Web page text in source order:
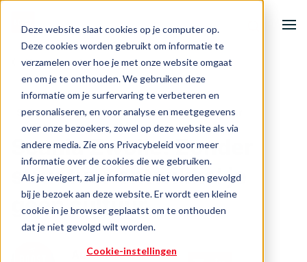
Deze website slaat cookies op je computer op.
Deze cookies worden gebruikt om informatie te
verzamelen over hoe je met onze website omgaat
en om je te onthouden. We gebruiken deze
informatie om je surfervaring te verbeteren en
personaliseren, en voor analyse en meetgegevens
over onze bezoekers, zowel op deze website als via
andere media. Zie ons Privacybeleid voor meer
informatie over de cookies die we gebruiken.
Als je weigert, zal je informatie niet worden gevolgd
bij je bezoek aan deze website. Er wordt een kleine
cookie in je browser geplaatst om te onthouden
dat je niet gevolgd wilt worden.
Cookie-instellingen
Onze activiteiten
Ondernemersuitdagingen
Events & inspiratie
Over BOOST
Terug naar het overzicht
Skills Mensgerichte technologie Leercultuur
Scania Zwolle: Zonder
structuur ontwikkel je
geen cultuur
Auteur